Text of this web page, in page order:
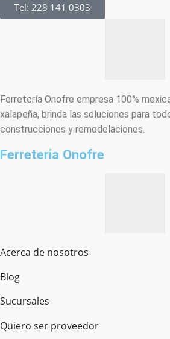
Tel: 228 141 0303
Ferretería Onofre empresa 100%
xalapeña, brinda las soluciones para
construcciones y remodelaciones.
Ferreteria Onofre
Acerca de nosotros
Blog
Sucursales
Quiero ser proveedor